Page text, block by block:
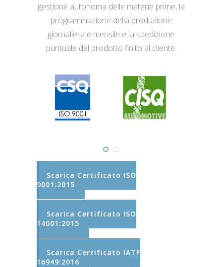
gestione autonoma delle materie prime, la
programmazione della produzione
giornaliera e mensile e la spedizione
puntuale del prodotto finito al cliente.
Scarica Certificato ISO
9001:2015
Scarica Certificato ISO
14001:2015
Scarica Certificato IATF
16949:2016